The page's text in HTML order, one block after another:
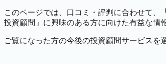
このページでは、口コミ・評判に合わせて、
投資顧問」に興味のある方に向けた有益な情
ご覧になった方の今後の投資顧問サービスを